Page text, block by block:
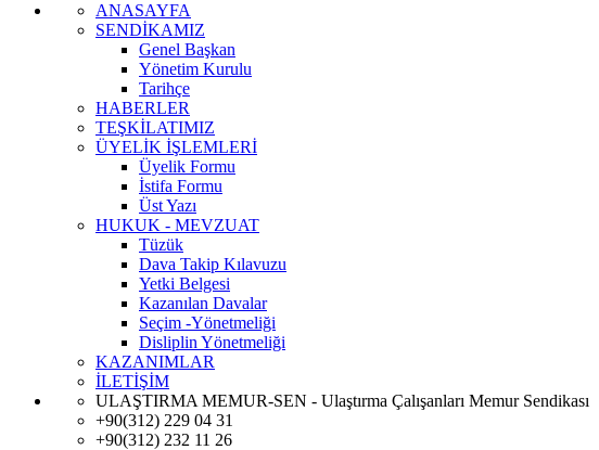
ANASAYFA
SENDİKAMIZ
Genel Başkan
Yönetim Kurulu
Tarihçe
HABERLER
TEŞKİLATIMIZ
ÜYELİK İŞLEMLERİ
Üyelik Formu
İstifa Formu
Üst Yazı
HUKUK - MEVZUAT
Tüzük
Dava Takip Kılavuzu
Yetki Belgesi
Kazanılan Davalar
Seçim -Yönetmeliği
Disliplin Yönetmeliği
KAZANIMLAR
İLETİŞİM
ULAŞTIRMA MEMUR-SEN - Ulaştırma Çalışanları Memur Sendikası
+90(312) 229 04 31
+90(312) 232 11 26